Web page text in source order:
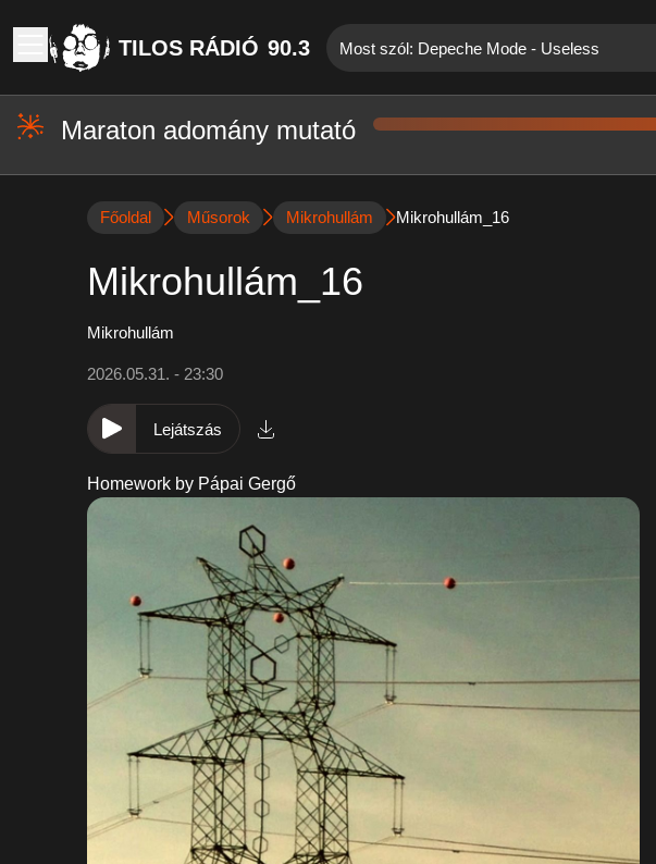
TILOS RÁDIÓ 90.3 Most szól: Depeche Mode - Useless
Maraton adomány mutató
Főoldal Műsorok Mikrohullám Mikrohullám_16
Mikrohullám_16
Mikrohullám
2026.05.31. - 23:30
Lejátszás
Homework by Pápai Gergő